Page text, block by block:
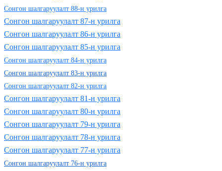
Сонгон шалгаруулалт 88-н урилга
Сонгон шалгаруулалт 87-н урилга
Сонгон шалгаруулалт 86-н урилга
Сонгон шалгаруулалт 85-н урилга
Сонгон шалгаруулалт 84-н урилга
Сонгон шалгаруулалт 83-н урилга
Сонгон шалгаруулалт 82-н урилга
Сонгон шалгаруулалт 81-н урилга
Сонгон шалгаруулалт 80-н урилга
Сонгон шалгаруулалт 79-н урилга
Сонгон шалгаруулалт 78-н урилга
Сонгон шалгаруулалт 77-н урилга
Сонгон шалгаруулалт 76-н урилга